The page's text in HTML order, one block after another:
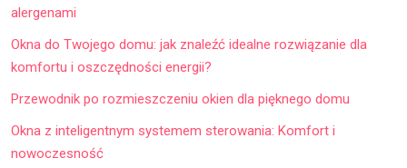
alergenami
Okna do Twojego domu: jak znaleźć idealne rozwiązanie dla
komfortu i oszczędności energii?
Przewodnik po rozmieszczeniu okien dla pięknego domu
Okna z inteligentnym systemem sterowania: Komfort i
nowoczesność